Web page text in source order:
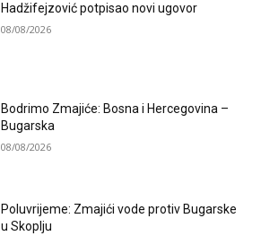
Hadžifejzović potpisao novi ugovor
08/08/2026
Bodrimo Zmajiće: Bosna i Hercegovina –
Bugarska
08/08/2026
Poluvrijeme: Zmajići vode protiv Bugarske
u Skoplju